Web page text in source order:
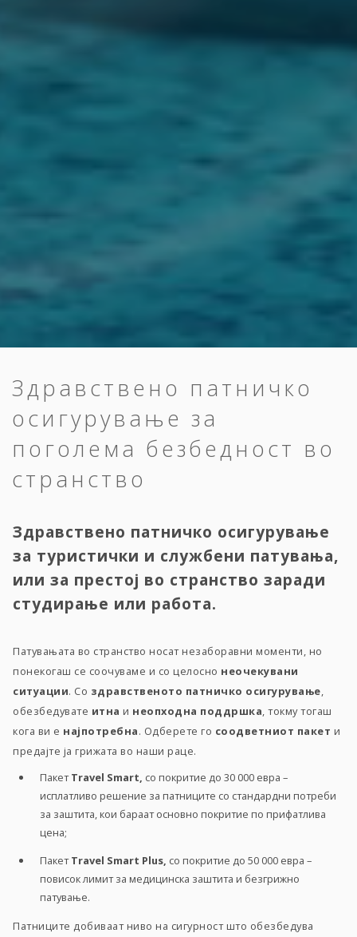
Здравствено патничко
осигурување за
поголема безбедност во
странство
Здравствено патничко осигурување
за туристички и службени патувања,
или за престој во странство заради
студирање или работа.
Патувањата во странство носат незаборавни моменти, но
понекогаш се соочуваме и со целосно неочекувани
ситуации. Со здравственото патничко осигурување,
обезбедувате итна и неопходна поддршка, токму тогаш
кога ви е најпотребна. Одберете го соодветниот пакет и
предајте ја грижата во наши раце.
ПакетTravel Smart, со покритие до 30 000 евра –
исплатливо решение за патниците со стандардни потреби
за заштита, кои бараат основно покритие по прифатлива
цена;
ПакетTravel Smart Plus, со покритие до 50 000 евра –
повисок лимит за медицинска заштита и безгрижно
патување.
Патниците добиваат ниво на сигурност што обезбедува